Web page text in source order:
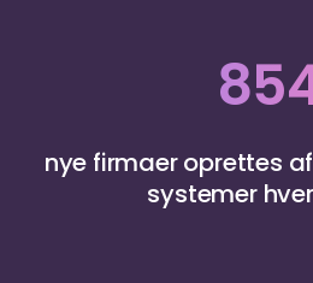
nye firmaer oprettes
systemer